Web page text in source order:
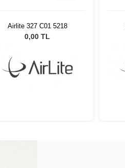
Airlite 327 C01 5218
0,00 TL